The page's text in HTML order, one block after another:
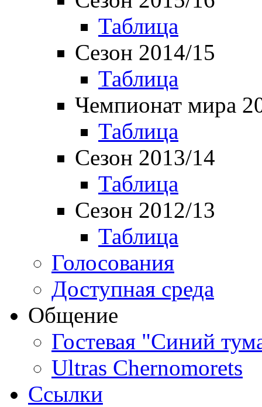
Таблица
Сезон 2014/15
Таблица
Чемпионат мира
Таблица
Сезон 2013/14
Таблица
Сезон 2012/13
Таблица
Голосования
Доступная среда
Общение
Гостевая "Синий
Ultras Chernomorets
Ссылки